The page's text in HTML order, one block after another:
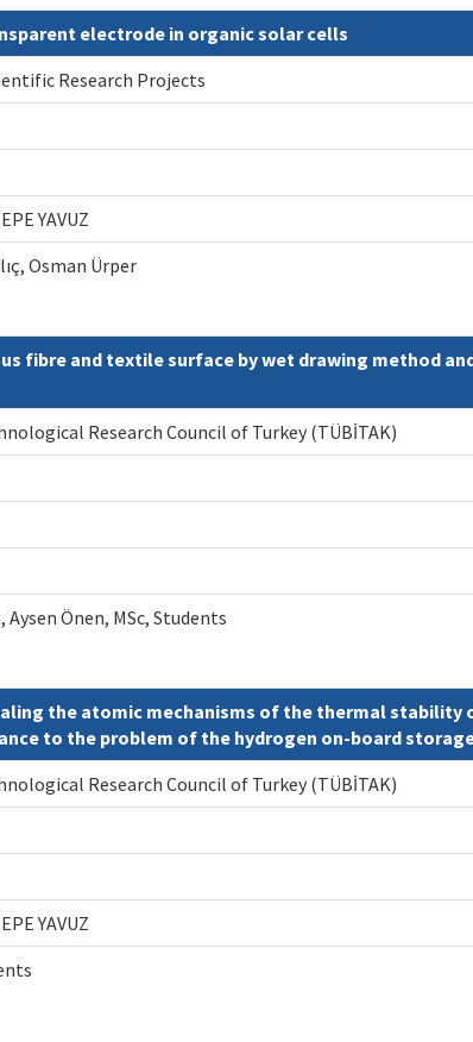
electrode in organic solar cells
Research Projects
YAVUZ
Osman Ürper
fibre and textile surface by wet drawing method
Research Council of Turkey (TÜBİTAK)
Önen, MSc, Students
the atomic mechanisms of the thermal
to the problem of the hydrogen on-board
Research Council of Turkey (TÜBİTAK)
YAVUZ